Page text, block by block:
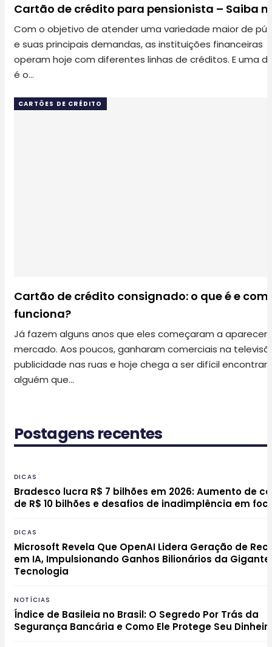
Cartão de crédito para pensionista – Saiba
Com o objetivo de atender uma variedade maior de
e suas principais demandas, as instituições financeiras
operam hoje com diferentes linhas de créditos. E uma
é o…
CARTÕES DE CRÉDITO
Cartão de crédito consignado: o que é e
funciona?
Já fazem alguns anos que eles começaram a aparecer
mercado. Aos poucos, ganharam comerciais na
publicidade nas ruas e hoje chega a ser difícil encontrar
alguém que…
Postagens recentes
DICAS
Bradesco lucra R$ 7 bilhões em 2026: Aumento de
de R$ 10 bilhões e desafios de inadimplência em
DICAS
Microsoft Revela Que OpenAI Lidera Geração de
em IA, Impulsionando Ganhos Bilionários da
Tecnologia
NOTÍCIAS
Índice de Basileia no Brasil: O Segredo Por Trás da
Segurança Bancária e Como Ele Protege Seu